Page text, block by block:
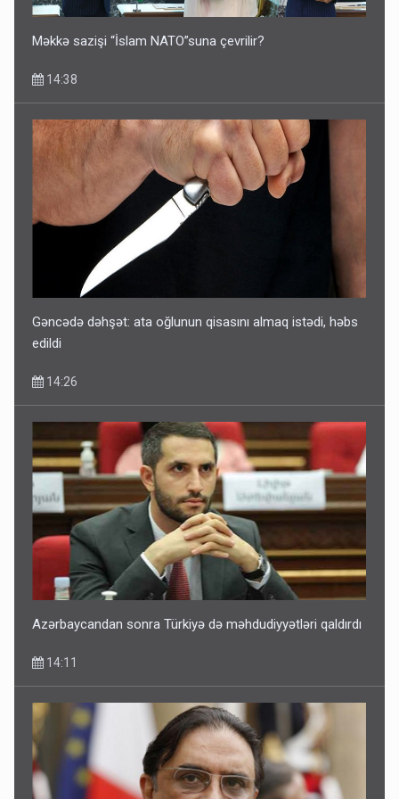
Məkkə sazişi “İslam NATO”suna çevrilir?
14:38
Gəncədə dəhşət: ata oğlunun qisasını almaq istədi, həbs
edildi
14:26
Azərbaycandan sonra Türkiyə də məhdudiyyətləri qaldırdı
14:11